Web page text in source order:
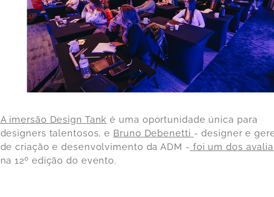
A imersão Design Tank é uma oportunidade única para
designers talentosos, e Bruno Debenetti - designer e
de criação e desenvolvimento da ADM - foi um dos
na 12º edição do evento.